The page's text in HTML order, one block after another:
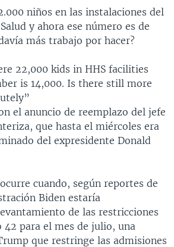
niños en las instalaciones del
y ahora ese número es de
más trabajo por hacer?
22,000 kids in HHS facilities
is 14,000. Is there still more
el anuncio de reemplazo del jefe
que hasta el miércoles era
del expresidente Donald
cuando, según reportes de
Biden estaría
de las restricciones
para el mes de julio, una
que restringe las admisiones